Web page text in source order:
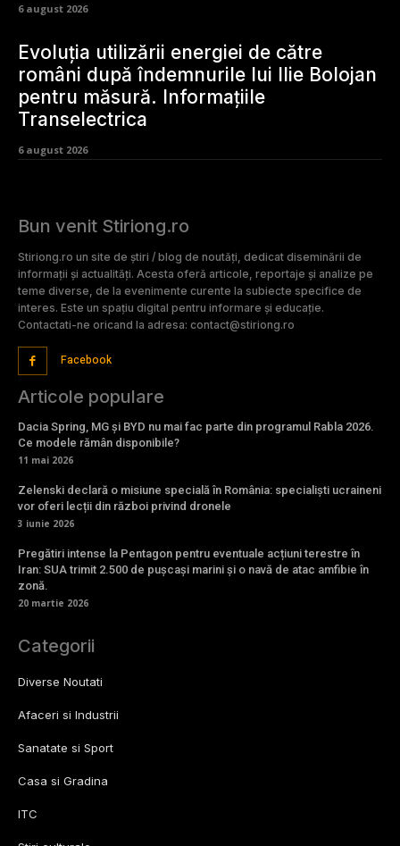
6 august 2026
Evoluția utilizării energiei de către
români după îndemnurile lui Ilie Bolojan
pentru măsură. Informațiile
Transelectrica
6 august 2026
Bun venit Stiriong.ro
Stiriong.ro un site de știri / blog de noutăți, dedicat diseminării de
informații și actualități. Acesta oferă articole, reportaje și analize pe
teme diverse, de la evenimente curente la subiecte specifice de
interes. Este un spațiu digital pentru informare și educație.
Contactati-ne oricand la adresa: contact@stiriong.ro
Facebook
Articole populare
Dacia Spring, MG și BYD nu mai fac parte din programul Rabla 2026.
Ce modele rămân disponibile?
11 mai 2026
Zelenski declară o misiune specială în România: specialiști ucraineni
vor oferi lecții din război privind dronele
3 iunie 2026
Pregătiri intense la Pentagon pentru eventuale acțiuni terestre în
Iran: SUA trimit 2.500 de pușcași marini și o navă de atac amfibie în
zonă.
20 martie 2026
Categorii
Diverse Noutati
Afaceri si Industrii
Sanatate si Sport
Casa si Gradina
ITC